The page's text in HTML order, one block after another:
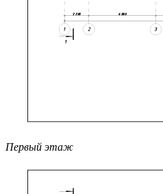
Первый этаж